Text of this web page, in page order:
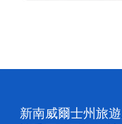
新南威爾士州旅